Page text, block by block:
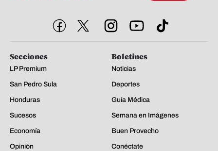
Secciones
LP Premium
San Pedro Sula
Honduras
Sucesos
Economía
Opinión
Boletines
Noticias
Deportes
Guía Médica
Semana en Imágenes
Buen Provecho
Conéctate